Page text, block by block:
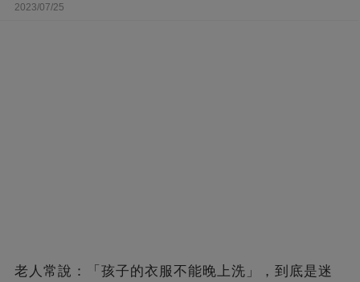
2023/07/25
老人常說：「孩子的衣服不能晚上洗」，到底是迷